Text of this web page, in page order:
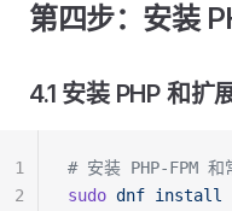
第四步：安装
4.1 安装 PHP 和扩
# 安装 PHP-FPM 和
sudo dnf install
1
2